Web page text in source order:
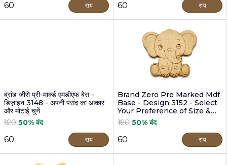
₹60 राय ₹60 राय
ब्रांड जीरो प्री-मार्क्ड एमडीएफ बेस -
डिज़ाइन 3148 - अपनी पसंद का आकार
और मोटाई चुनें
₹120 50% बंद
₹60 राय
Brand Zero Pre Marked Mdf
Base - Design 3152 - Select
Your Preference of Size &
Thickness
₹120 50% बंद
₹60 राय